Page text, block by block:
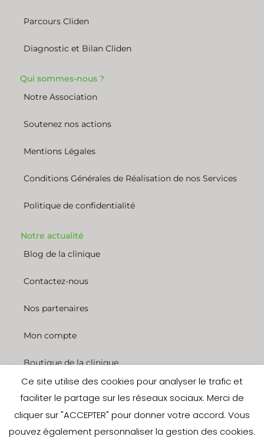
Parcours Cliden
Diagnostic et Bilan Cliden
Qui sommes-nous ?
Notre Association
Soutenez nos actions
Mentions Légales
Conditions Générales de Réalisation de nos Services
Politique de confidentialité
Notre actualité
Blog de la clinique
Contactez-nous
Nos partenaires
Mon compte
Boutique de la clinique
© 2022 Clinique des entrepreneurs. Tous droits réservés. Site réalisé
Ce site utilise des cookies pour analyser le trafic et
faciliter le partage sur les réseaux sociaux. Merci de
cliquer sur "ACCEPTER" pour donner votre accord. Vous
pouvez également personnaliser la gestion des cookies.